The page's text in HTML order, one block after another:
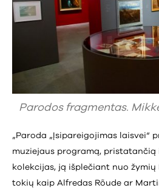
Parodos fragmentas.
„Paroda „Įsipareigojimas laisvei“
muziejaus programą,
kolekcijas, ją išplečiant nuo
tokių kaip Alfredas Rõude ar